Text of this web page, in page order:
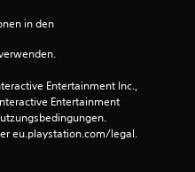
in den
Entertainment Inc.,
Entertainment
eu.playstation.com/legal.